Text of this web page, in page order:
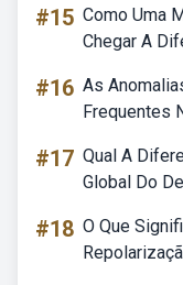
#15 Como Uma
Chegar A
#16 As
Frequentes
#17 Qual A
Global Do
#18 O Que